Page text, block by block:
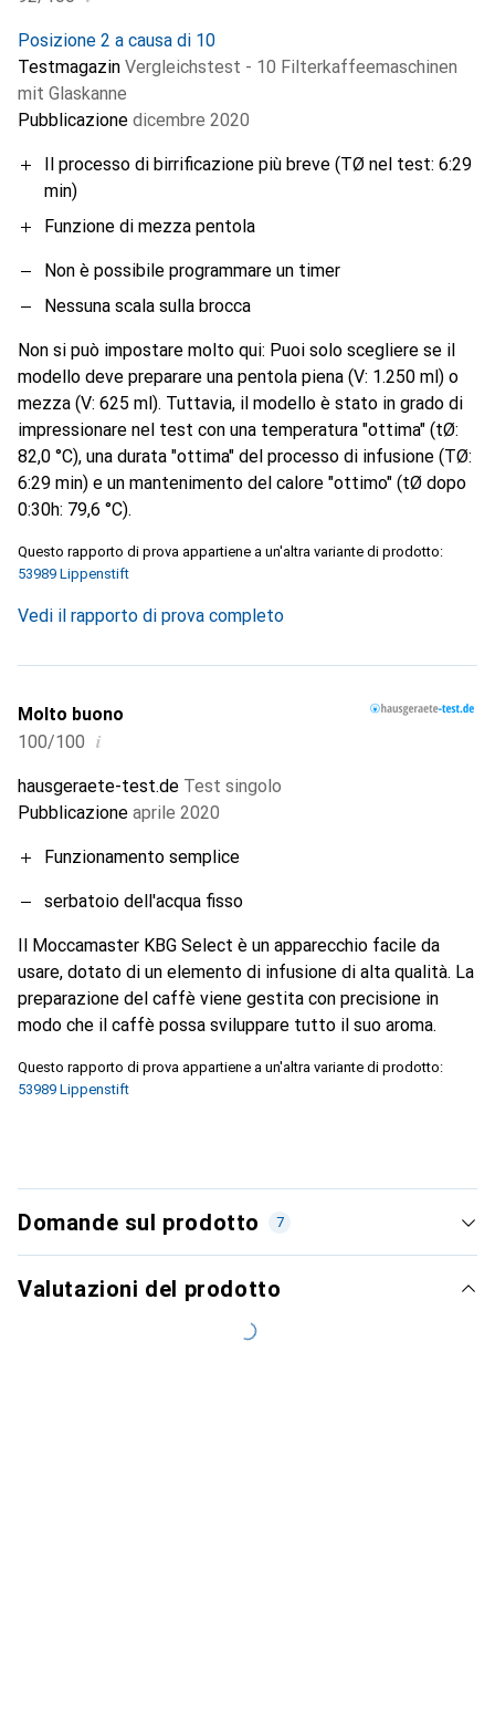
Posizione 2 a causa di 10
Testmagazin Vergleichstest - 10 Filterkaffeemaschinen
mit Glaskanne
Pubblicazione dicembre 2020
Il processo di birrificazione più breve (TØ nel test: 6:29
min)
Funzione di mezza pentola
Non è possibile programmare un timer
Nessuna scala sulla brocca
Non si può impostare molto qui: Puoi solo scegliere se il
modello deve preparare una pentola piena (V: 1.250 ml) o
mezza (V: 625 ml). Tuttavia, il modello è stato in grado di
impressionare nel test con una temperatura "ottima" (tØ:
82,0 °C), una durata "ottima" del processo di infusione (TØ:
6:29 min) e un mantenimento del calore "ottimo" (tØ dopo
0:30h: 79,6 °C).
Questo rapporto di prova appartiene a un'altra variante di prodotto:
53989 Lippenstift
Vedi il rapporto di prova completo
Molto buono
100/100 i
hausgeraete-test.de Test singolo
Pubblicazione aprile 2020
Funzionamento semplice
serbatoio dell'acqua fisso
Il Moccamaster KBG Select è un apparecchio facile da
usare, dotato di un elemento di infusione di alta qualità. La
preparazione del caffè viene gestita con precisione in
modo che il caffè possa sviluppare tutto il suo aroma.
Questo rapporto di prova appartiene a un'altra variante di prodotto:
53989 Lippenstift
Domande sul prodotto 7
Valutazioni del prodotto